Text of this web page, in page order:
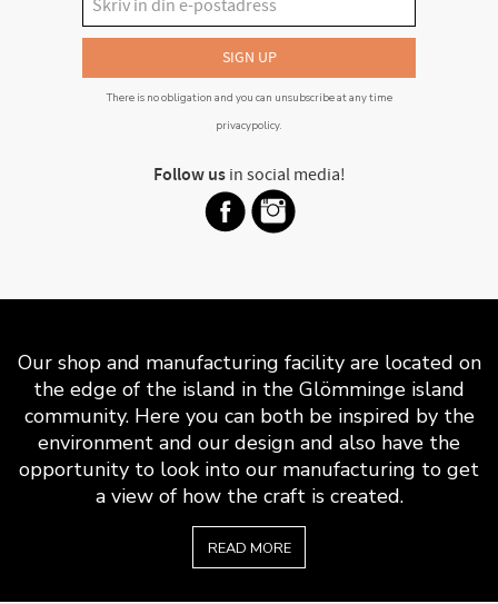
SIGN UP
There is no obligation and you can unsubscribe at any time
privacypolicy.
Follow usin social media!
Our shop and manufacturing facility are located on
the edge of the island in the Glömminge island
community. Here you can both be inspired by the
environment and our design and also have the
opportunity to look into our manufacturing to get
a view of how the craft is created.
READ MORE